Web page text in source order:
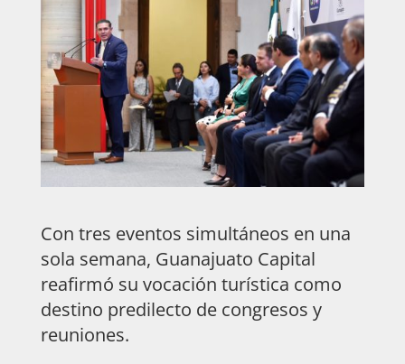
Con tres eventos simultáneos en una
sola semana, Guanajuato Capital
reafirmó su vocación turística como
destino predilecto de congresos y
reuniones.